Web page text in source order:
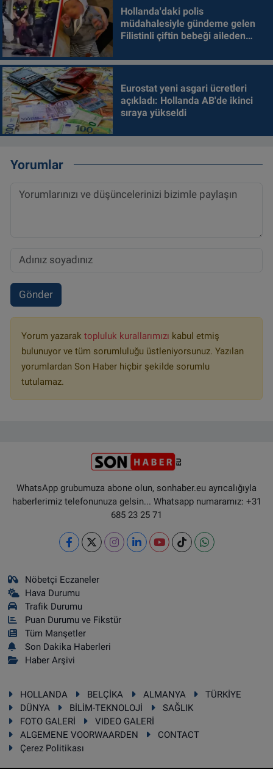
Hollanda'daki polis
müdahalesiyle gündeme gelen
Filistinli çiftin bebeği aileden
Eurostat yeni asgari ücretleri
açıkladı: Hollanda AB'de ikinci
sıraya yükseldi
Yorumlar
Gönder
Yorum yazarak topluluk kurallarımızı kabul etmiş
bulunuyor ve tüm sorumluluğu üstleniyorsunuz. Yazılan
yorumlardan Son Haber hiçbir şekilde sorumlu
tutulamaz.
WhatsApp grubumuza abone olun, sonhaber.eu ayrıcalığıyla
haberlerimiz telefonunuza gelsin... Whatsapp numaramız: +31
685 23 25 71
Nöbetçi Eczaneler
Hava Durumu
Trafik Durumu
Puan Durumu ve Fikstür
Tüm Manşetler
Son Dakika Haberleri
Haber Arşivi
HOLLANDA BELÇİKA ALMANYA
TÜRKİYE
DÜNYA
BİLİM-TEKNOLOJİ
SAĞLIK
FOTO GALERİ
VIDEO GALERİ
ALGEMENE VOORWAARDEN
CONTACT
Çerez Politikası